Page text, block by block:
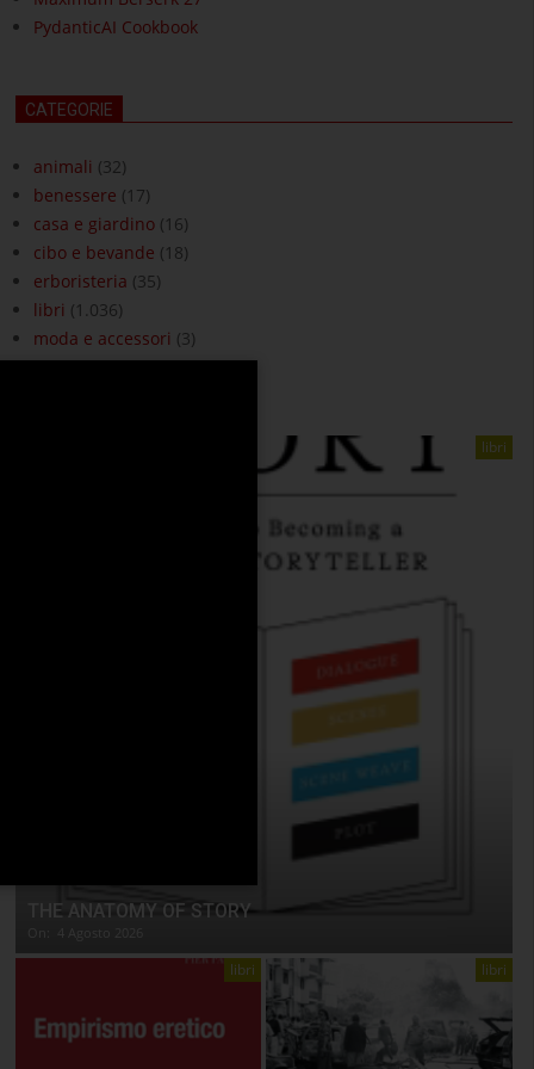
PydanticAI Cookbook
CATEGORIE
animali (32)
benessere (17)
casa e giardino(16)
cibo e bevande (18)
erboristeria (35)
libri (1.036)
moda e accessori (3)
ottica(18)
libri
THE ANATOMY OF STORY
libri libri